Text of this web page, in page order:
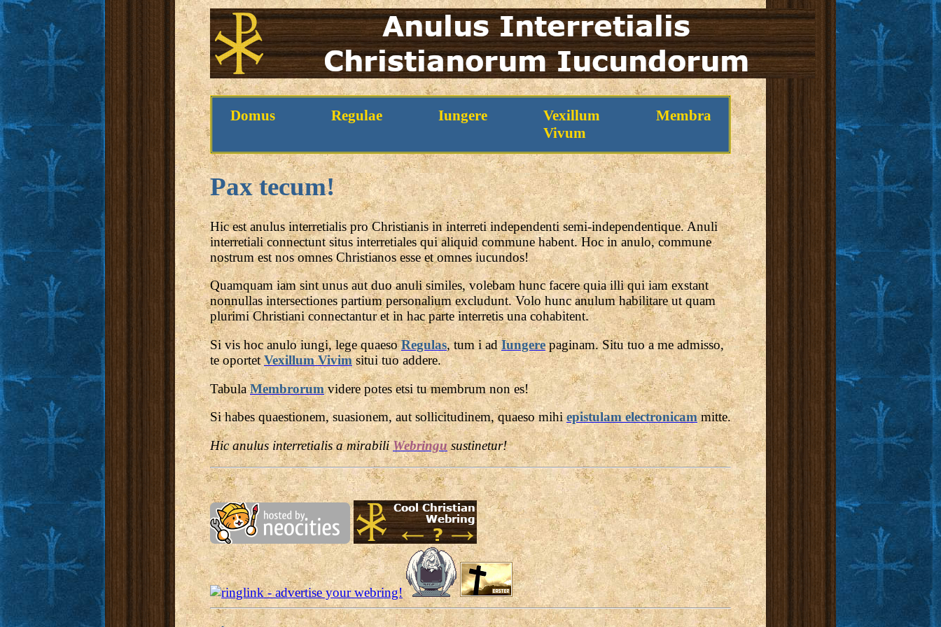
Domus Regulae Iungere
Vexillum
Vivum
Membra
Pax tecum!
Hic est anulus interretialis pro Christianis in interreti independenti semi-independentique. Anuli
interretiali connectunt situs interretiales qui aliquid commune habent. Hoc in anulo, commune
nostrum est nos omnes Christianos esse et omnes iucundos!
Quamquam iam sint unus aut duo anuli similes, volebam hunc facere quia illi qui iam exstant
nonnullas intersectiones partium personalium excludunt. Volo hunc anulum habilitare ut quam
plurimi Christiani connectantur et in hac parte interretis una cohabitent.
Si vis hoc anulo iungi, lege quaesoRegulas, tum i adIungerepaginam. Situ tuo a me admisso,
te oportetVexillum Vivimsitui tuo addere.
TabulaMembrorumvidere potes etsi tu membrum non es!
Si habes quaestionem, suasionem, aut sollicitudinem, quaeso mihiepistulam electronicammitte.
Hic anulus interretialis a mirabiliWebringusustinetur!